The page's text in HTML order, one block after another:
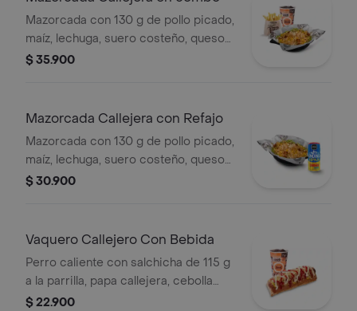
Mazorcada con 130 g de pollo picado,
maíz, lechuga, suero costeño, queso
costeño, salsa BBQ, salsa Corral,
$ 35.900
Mazorcada Callejera con Refajo
Mazorcada con 130 g de pollo picado,
maíz, lechuga, suero costeño, queso
costeño, salsa BBQ, salsa Corral,
$ 30.900
Vaquero Callejero Con Bebida
Perro caliente con salchicha de 115 g
a la parrilla, papa callejera, cebolla
picada, salsa blanca, salsa de tomate
$ 22.900